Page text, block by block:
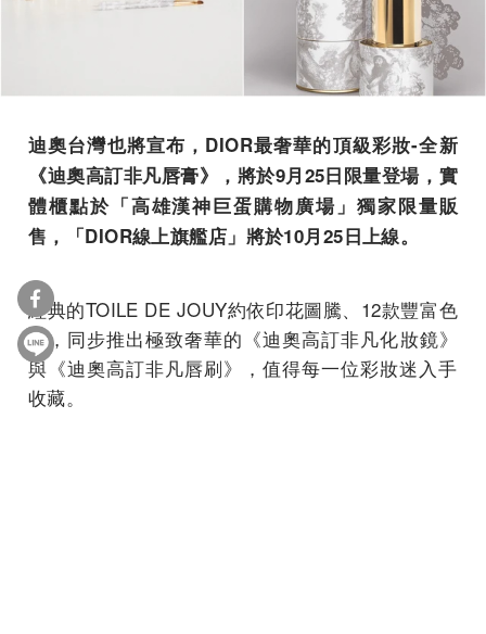
迪奧台灣也將宣布，DIOR最奢華的頂級彩妝-全新
《迪奧高訂非凡唇膏》，將於9月25日限量登場，實
體櫃點於「高雄漢神巨蛋購物廣場」獨家限量販
售，「DIOR線上旗艦店」將於10月25日上線。
經典的TOILE DE JOUY約依印花圖騰、12款豐富色
選，同步推出極致奢華的《迪奧高訂非凡化妝鏡》
與《迪奧高訂非凡唇刷》，值得每一位彩妝迷入手
收藏。